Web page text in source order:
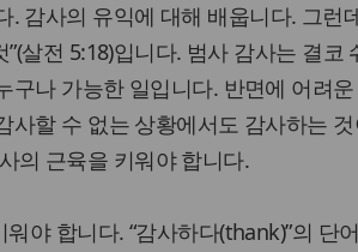
감사의 유익에 대해 배웁니다. 그런
살전 5:18)입니다. 범사 감사는 결코
구나 가능한 일입니다. 반면에 어려
사할 수 없는 상황에서도 감사하는
의 근육을 키워야 합니다.
야 합니다. “감사하다(thank)”의 단